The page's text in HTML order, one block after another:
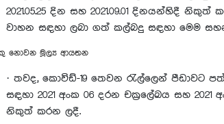
2021.05.25 දින සහ 2021.09.01 දිනයන්හිදී
වාහන සඳහා ලබා ගත් කල්බදු සඳහා මෙම
නොවන මූල්‍ය ආයතන
· තවද, කොවිඩ්-19 තෙවන රැල්ලෙන් පීඩාවට
සඳහා 2021 අංක 06 දරන චක්‍රලේඛය සහ
නිකුත් කරන ලදී.